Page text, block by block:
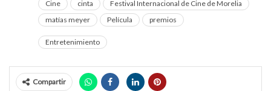
Cine cinta
Festival Internacional de Cine de Morelia
matías meyer
Película premios
Entretenimiento
Compartir